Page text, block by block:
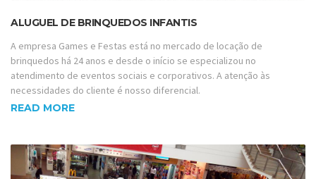
ALUGUEL DE BRINQUEDOS INFANTIS
A empresa Games e Festas está no mercado de locação de
brinquedos há 24 anos e desde o início se especializou no
atendimento de eventos sociais e corporativos. A atenção às
necessidades do cliente é nosso diferencial.
READ MORE